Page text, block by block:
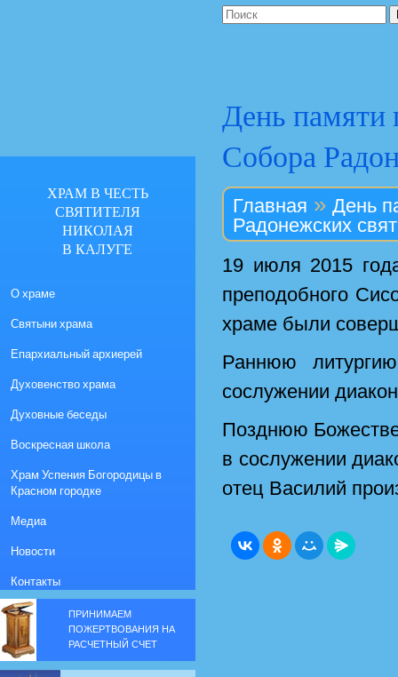
День памяти
Собора
Главная » День
Радонежских
19 июля 2015
преподобного
храме были
Раннюю
сослужении
Позднюю
в сослужении
отец Василий
ХРАМ В ЧЕСТЬ
СВЯТИТЕЛЯ
НИКОЛАЯ
В КАЛУГЕ
О храме
Святыни храма
Епархиальный архиерей
Духовенство храма
Духовные беседы
Воскресная школа
Храм Успения Богородицы в
Красном городке
Медиа
Новости
Контакты
ПРИНИМАЕМ
ПОЖЕРТВОВАНИЯ НА
РАСЧЕТНЫЙ СЧЕТ